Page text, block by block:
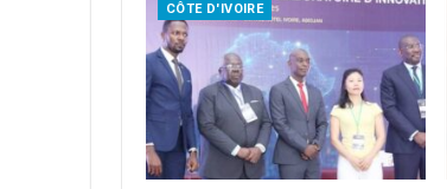
CÔTE D'IVOIRE